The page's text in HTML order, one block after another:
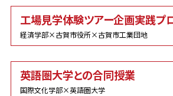
工場見学体験ツアー企画実践プ
経済学部×古賀市役所×古賀市工業団地
英語圏大学との合同授業
国際文化学部×英語圏大学